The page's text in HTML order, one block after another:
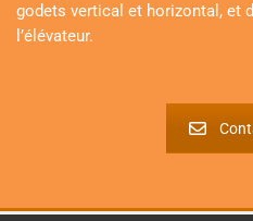
godets vertical et horizontal, et
l’élévateur.